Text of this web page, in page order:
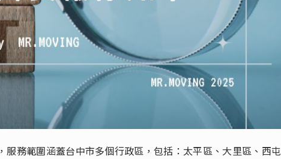
，服務範圍涵蓋台中市多個行政區，包括：太平區、大里區、西屯